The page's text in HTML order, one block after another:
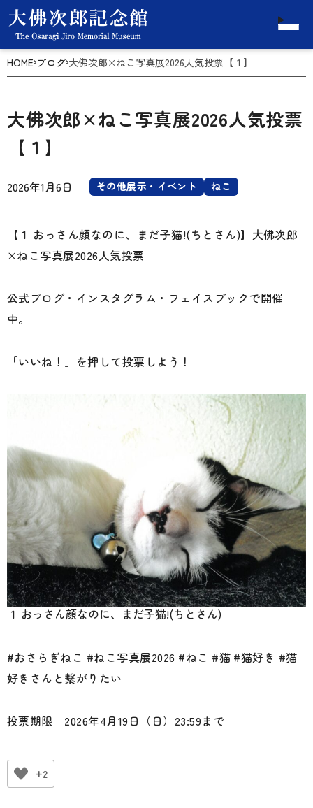
HOME ブログ 大佛次郎×ねこ写真展2026人気投票【１】
大佛次郎×ねこ写真展2026人気投票
【１】
2026年1月6日 その他展示・イベント ねこ
【１ おっさん顔なのに、まだ子猫!(ちとさん)】大佛次郎
×ねこ写真展2026人気投票
公式ブログ・インスタグラム・フェイスブックで開催
中。
「いいね！」を押して投票しよう！
１ おっさん顔なのに、まだ子猫!(ちとさん)
#おさらぎねこ #ねこ写真展2026 #ねこ #猫 #猫好き #猫
好きさんと繋がりたい
投票期限 2026年4月19日（日）23:59まで
+2